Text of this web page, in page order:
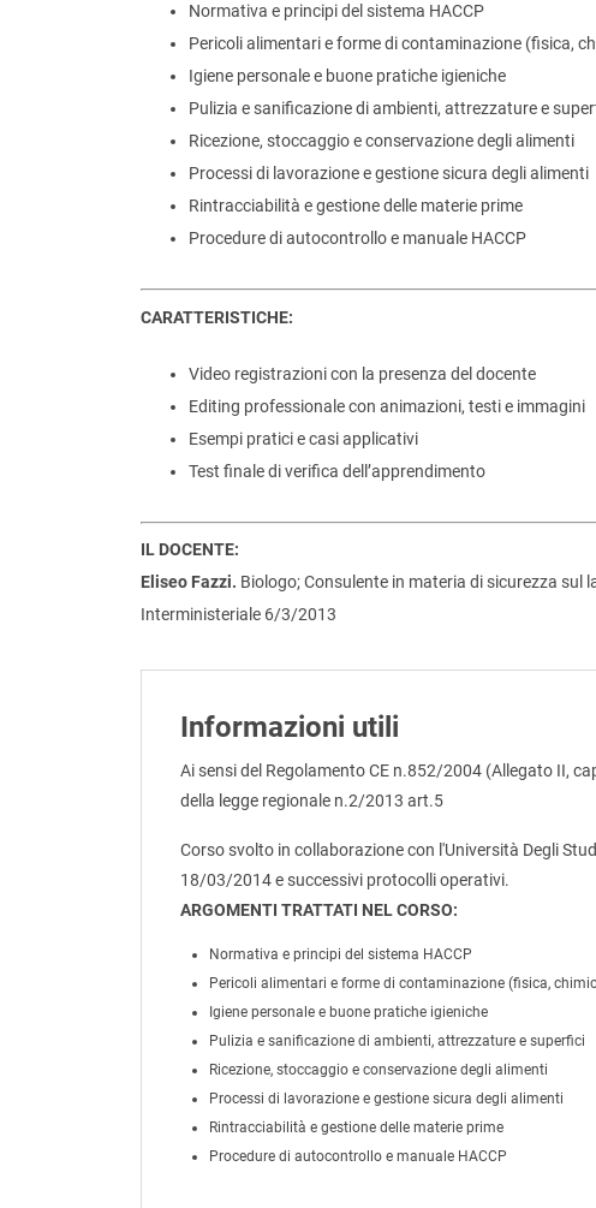
Normativa e principi del sistema HACCP
Pericoli alimentari e forme di contaminazione (fisica,
Igiene personale e buone pratiche igieniche
Pulizia e sanificazione di ambienti, attrezzature e
Ricezione, stoccaggio e conservazione degli alimenti
Processi di lavorazione e gestione sicura degli alimenti
Rintracciabilità e gestione delle materie prime
Procedure di autocontrollo e manuale HACCP
CARATTERISTICHE:
Video registrazioni con la presenza del docente
Editing professionale con animazioni, testi e immagini
Esempi pratici e casi applicativi
Test finale di verifica dell’apprendimento
IL DOCENTE:
Eliseo Fazzi. Biologo; Consulente in materia di sicurezza sul
Interministeriale 6/3/2013
Informazioni utili
Ai sensi del Regolamento CE n.852/2004 (Allegato II,
della legge regionale n.2/2013 art.5
Corso svolto in collaborazione con l'Università Degli
18/03/2014 e successivi protocolli operativi.
ARGOMENTI TRATTATI NEL CORSO:
Normativa e principi del sistema HACCP
Pericoli alimentari e forme di contaminazione (fisica,
Igiene personale e buone pratiche igieniche
Pulizia e sanificazione di ambienti, attrezzature e superfici
Ricezione, stoccaggio e conservazione degli alimenti
Processi di lavorazione e gestione sicura degli alimenti
Rintracciabilità e gestione delle materie prime
Procedure di autocontrollo e manuale HACCP